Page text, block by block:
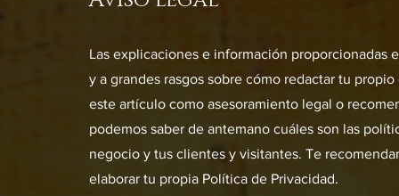
Las explicaciones e información proporcionadas
y a grandes rasgos sobre cómo redactar tu
este artículo como asesoramiento legal o
podemos saber de antemano cuáles son las
negocio y tus clientes y visitantes. Te
elaborar tu propia Política de Privacidad.